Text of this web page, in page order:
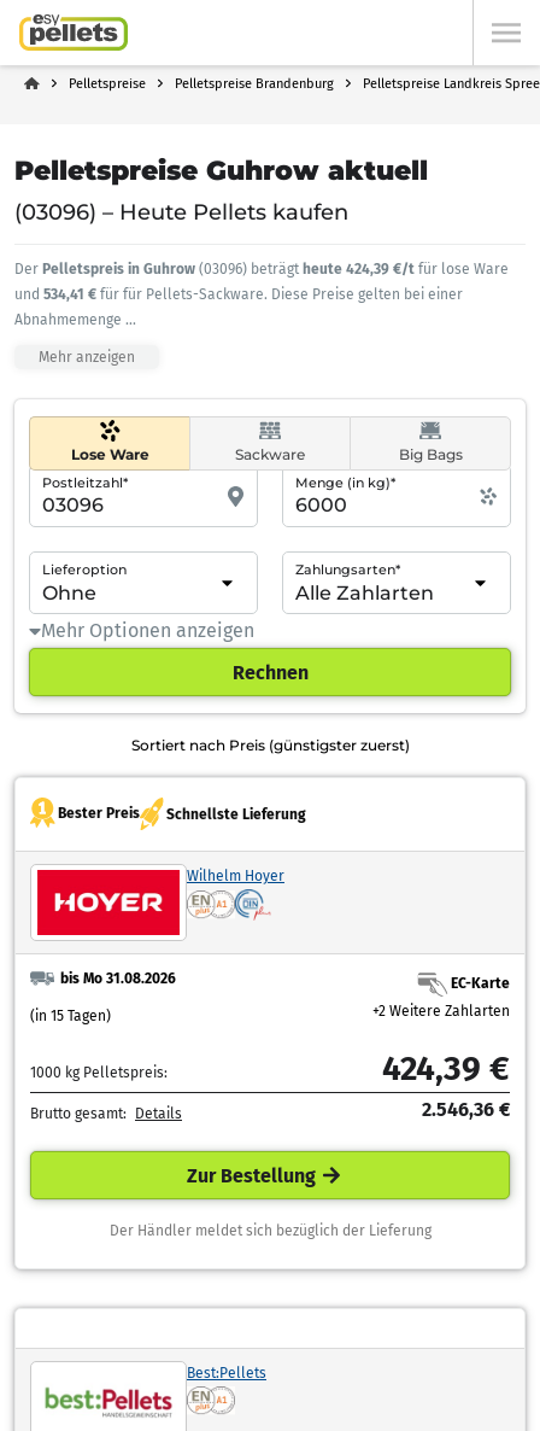
Pelletspreise Pelletspreise Brandenburg Pelletspreise Landkreis
Pelletspreise Guhrow aktuell
(03096) – Heute Pellets kaufen
Der Pelletspreis in Guhrow (03096) beträgt heute 424,39 €/t für lose Ware
und 534,41 € für für Pellets-Sackware. Diese Preise gelten bei einer
Abnahmemenge ...
Mehr anzeigen
Lose Ware Sackware Big Bags
Postleitzahl* Menge (in kg)*
Lieferoption Zahlungsarten*
Mehr Optionen anzeigen
Rechnen
Sortiert nach Preis (günstigster zuerst)
Bester Preis Schnellste Lieferung
Wilhelm Hoyer
bis Mo 31.08.2026
(in 15 Tagen)
EC-Karte
+2 Weitere Zahlarten
1000 kg Pelletspreis: 424,39 €
Brutto gesamt: Details 2.546,36 €
Zur Bestellung
Der Händler meldet sich bezüglich der Lieferung
Best:Pellets